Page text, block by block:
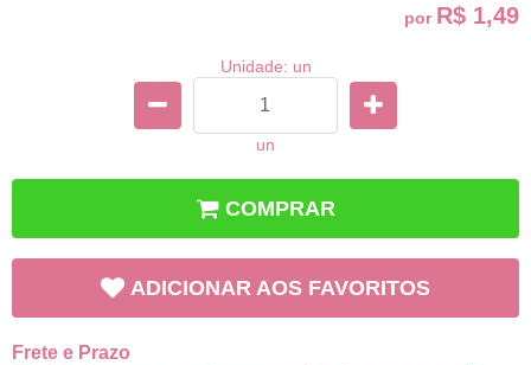
por R$ 1,49
Unidade: un
un
COMPRAR
ADICIONAR AOS FAVORITOS
Frete e Prazo